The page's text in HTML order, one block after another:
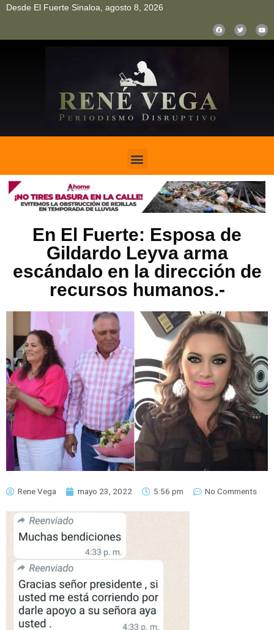
Desde El Fuerte Sinaloa, agosto 8, 2026
En El Fuerte: Esposa de
Gildardo Leyva arma
escándalo en la dirección de
recursos humanos.-
Rene Vega mayo 23, 2022 5:56 pm No Comments